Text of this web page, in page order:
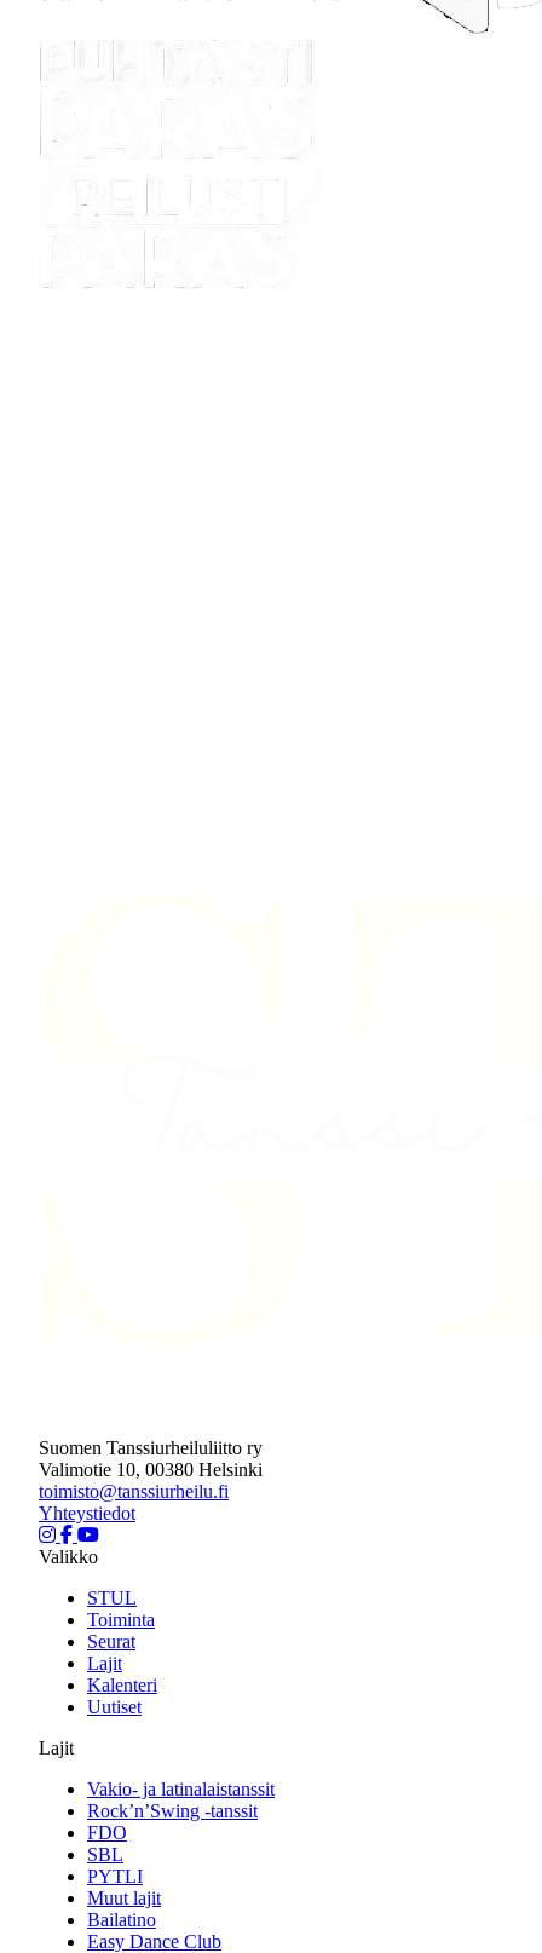
Suomen Tanssiurheiluliitto ry
Valimotie 10, 00380 Helsinki
toimisto@tanssiurheilu.fi
Yhteystiedot
Valikko
STUL
Toiminta
Seurat
Lajit
Kalenteri
Uutiset
Lajit
Vakio- ja latinalaistanssit
Rock’n’Swing -tanssit
FDO
SBL
PYTLI
Muut lajit
Bailatino
Easy Dance Club